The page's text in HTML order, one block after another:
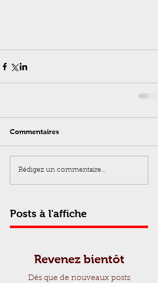
Commentaires
Rédigez un commentaire...
Posts à l'affiche
Revenez bientôt
Dès que de nouveaux posts